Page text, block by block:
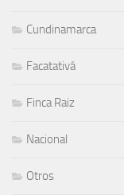
Cundinamarca
Facatativá
Finca Raiz
Nacional
Otros